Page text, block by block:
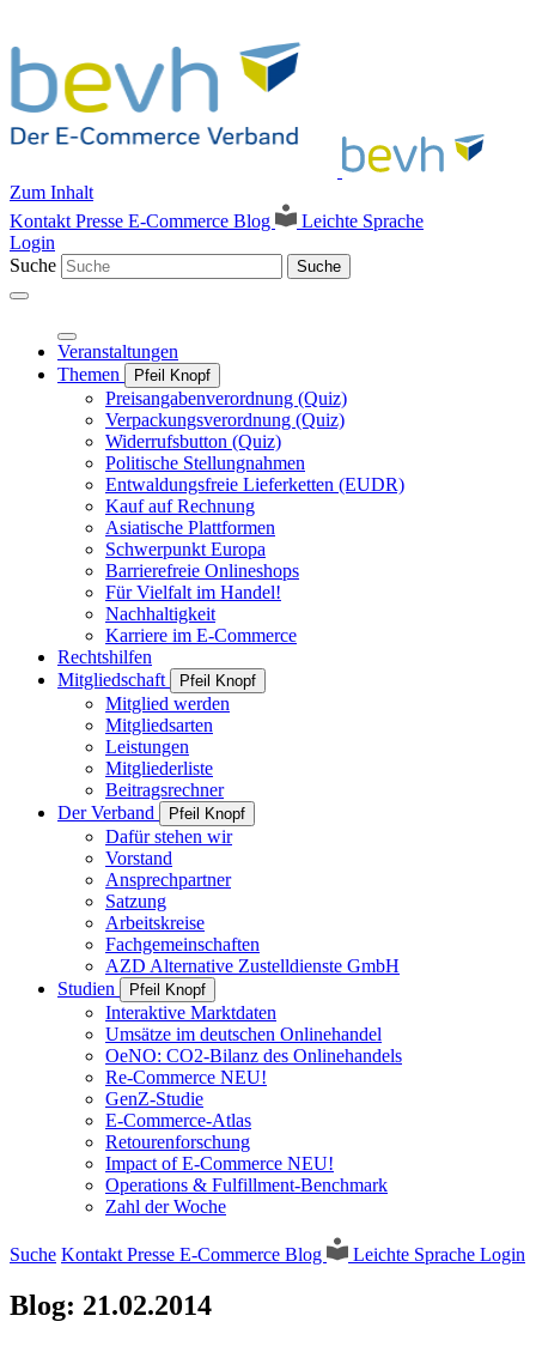
Zum Inhalt
Kontakt Presse E-Commerce Blog
Leichte Sprache
Login
Suche
Suche
Veranstaltungen
Themen
Pfeil Knopf
Preisangabenverordnung (Quiz)
Verpackungsverordnung (Quiz)
Widerrufsbutton (Quiz)
Politische Stellungnahmen
Entwaldungsfreie Lieferketten (EUDR)
Kauf auf Rechnung
Asiatische Plattformen
Schwerpunkt Europa
Barrierefreie Onlineshops
Für Vielfalt im Handel!
Nachhaltigkeit
Karriere im E-Commerce
Rechtshilfen
Mitgliedschaft
Pfeil Knopf
Mitglied werden
Mitgliedsarten
Leistungen
Mitgliederliste
Beitragsrechner
Der Verband
Pfeil Knopf
Dafür stehen wir
Vorstand
Ansprechpartner
Satzung
Arbeitskreise
Fachgemeinschaften
AZD Alternative Zustelldienste GmbH
Studien
Pfeil Knopf
Interaktive Marktdaten
Umsätze im deutschen Onlinehandel
OeNO: CO2-Bilanz des Onlinehandels
Re-Commerce NEU!
GenZ-Studie
E-Commerce-Atlas
Retourenforschung
Impact of E-Commerce NEU!
Operations & Fulfillment-Benchmark
Zahl der Woche
Suche Kontakt Presse E-Commerce Blog Leichte Sprache Login
Blog: 21.02.2014